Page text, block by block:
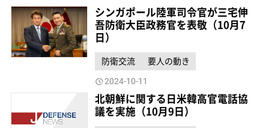
シンガポール陸軍司令官が三宅伸
吾防衛大臣政務官を表敬（10月7
日）
防衛交流 要人の動き
2024-10-11
北朝鮮に関する日米韓高官電話協
議を実施（10月9日）